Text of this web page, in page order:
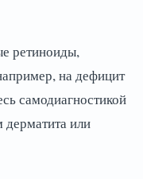
ретиноиды,
на дефицит
самодиагностикой
или